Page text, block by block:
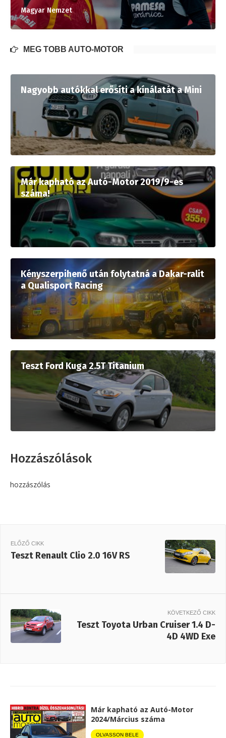
Magyar Nemzet
MÉG TÖBB AUTÓ-MOTOR
Nagyobb autókkal erősíti a kínálatát a Mini
Már kapható az Autó-Motor 2019/9-es
száma!
Kényszerpihenő után folytatná a Dakar-ralit
a Qualisport Racing
Teszt Ford Kuga 2.5T Titanium
Hozzászólások
hozzászólás
ELŐZŐ CIKK
Teszt Renault Clio 2.0 16V RS
KÖVETKEZŐ CIKK
Teszt Toyota Urban Cruiser 1.4 D-
4D 4WD Exe
Már kapható az Autó-Motor
2024/Március száma
OLVASSON BELE